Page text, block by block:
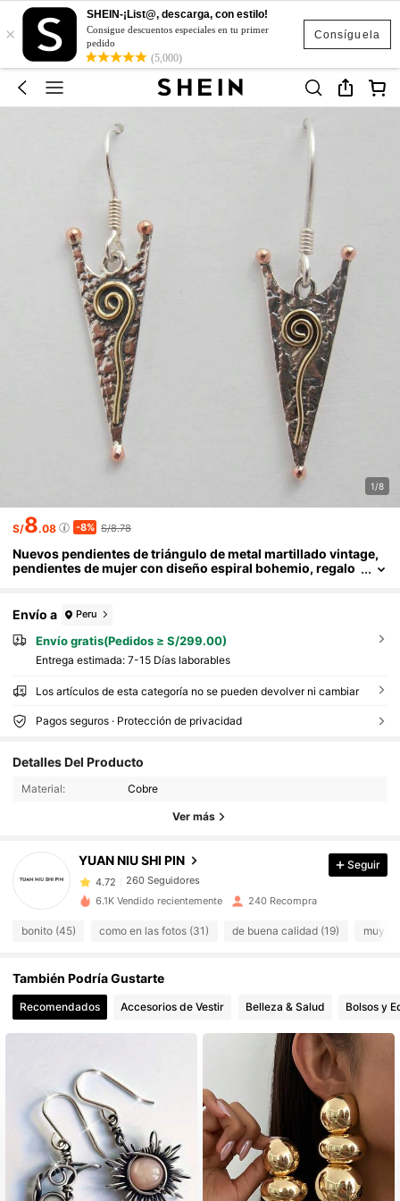
Consíguela
×
SHEIN-¡List@, descarga, con estilo!
Consigue descuentos especiales en tu primer
pedido
(5,000)
1/8
S/8.08 -8% S/8.78
Nuevos pendientes de triángulo de metal martillado vintage,
pendientes de mujer con diseño espiral bohemio, regalo
Envío a Peru
Envío gratis(Pedidos ≥ S/299.00)
Entrega estimada: 7-15 Días laborables
Los artículos de esta categoría no se pueden devolver ni cambiar
Pagos seguros · Protección de privacidad
Detalles Del Producto
Material: Cobre
Ver más
YUAN NIU SHI PIN
4.72 260 Seguidores
260 Seguidores
260 Seguidores
4.72
4.72 260 Seguidores
4.72 260 Seguidores
4.72 260 Seguidores
4.72
4.72
Seguir
6.1K Vendido recientemente 240 Recompra
bonito (45) como en las fotos (31) de buena calidad (19) muy
También Podría Gustarte
Recomendados Accesorios de Vestir Belleza & Salud Bolsos y